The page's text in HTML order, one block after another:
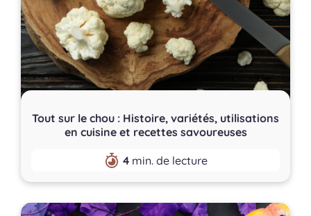
Tout sur le chou : Histoire, variétés, utilisations
en cuisine et recettes savoureuses
4min. de lecture